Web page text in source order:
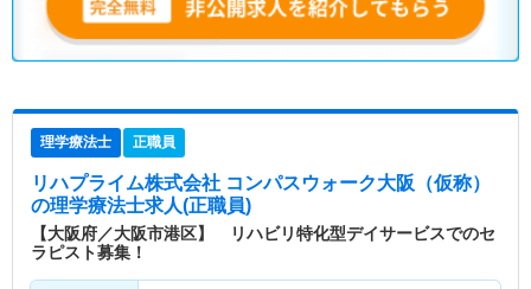
理学療法士 正職員
リハプライム株式会社 コンパスウォーク大阪（仮称）
の理学療法士求人(正職員)
【大阪府／大阪市港区】 リハビリ特化型デイサービスでのセ
ラピスト募集！